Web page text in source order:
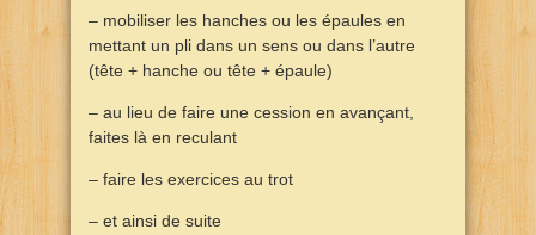
– mobiliser les hanches ou les épaules en
mettant un pli dans un sens ou dans l’autre
(tête + hanche ou tête + épaule)
– au lieu de faire une cession en avançant,
faites là en reculant
– faire les exercices au trot
– et ainsi de suite